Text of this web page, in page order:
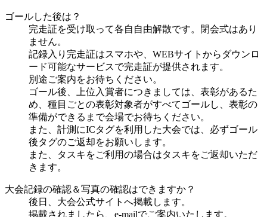
ゴールした後は？
完走証を受け取って各自自由解散です。閉会式はあり
ません。
記録入り完走証はスマホや、WEBサイトからダウンロ
ード可能なサービスで完走証が提供されます。
別途ご案内をお待ちください。
ゴール後、上位入賞者につきましては、表彰があるた
め、種目ごとの表彰対象者がすべてゴールし、表彰の
準備ができるまで会場でお待ちください。
また、計測にICタグを利用した大会では、必ずゴール
後タグのご返却をお願いします。
また、タスキをご利用の場合はタスキをご返却いただ
きます。
大会記録の確認＆写真の確認はできますか？
後日、大会公式サイトへ掲載します。
掲載されましたら、e-mailでご案内いたします。